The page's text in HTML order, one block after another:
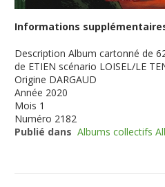
Informations
Description Album cartonné de
de ETIEN scénario LOISEL/LE
Origine DARGAUD
Année 2020
Mois 1
Numéro 2182
Publié dans Albums collectifs